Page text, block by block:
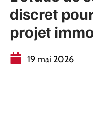
discret
projet
19 mai 2026